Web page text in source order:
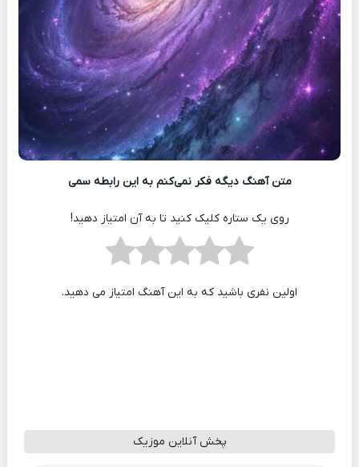
متن آهنگ دیگه فکر نمی‌کنم به این رابطه سمی
روی یک ستاره کلیک کنید تا به آن امتیاز دهید!
اولین نفری باشید که به این آهنگ امتیاز می دهید.
پخش آنلاین موزیک